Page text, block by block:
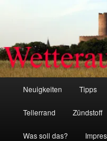
springen
springenWetterauer-
Neuigkeiten Tipps
Tellerrand Zündstoff
Was soll das?